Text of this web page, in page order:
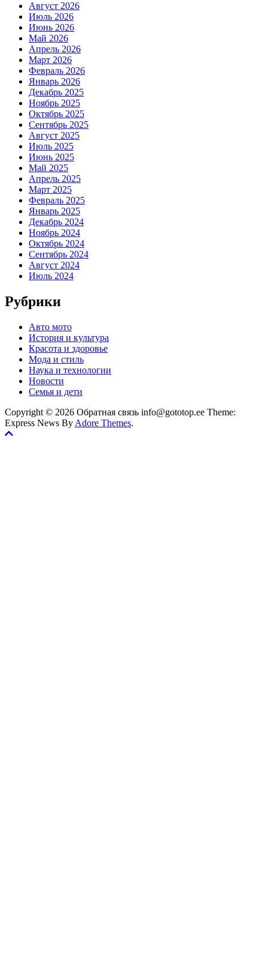
Август 2026
Июль 2026
Июнь 2026
Май 2026
Апрель 2026
Март 2026
Февраль 2026
Январь 2026
Декабрь 2025
Ноябрь 2025
Октябрь 2025
Сентябрь 2025
Август 2025
Июль 2025
Июнь 2025
Май 2025
Апрель 2025
Март 2025
Февраль 2025
Январь 2025
Декабрь 2024
Ноябрь 2024
Октябрь 2024
Сентябрь 2024
Август 2024
Июль 2024
Рубрики
Авто мото
История и культура
Красота и здоровье
Мода и стиль
Наука и технологии
Новости
Семья и дети
Copyright © 2026 Обратная связь info@gototop.ee Theme:
Express News By Adore Themes.